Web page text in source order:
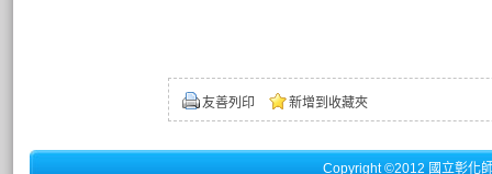
友善列印 新增到收藏夾
Copyright ©2012 國立彰化